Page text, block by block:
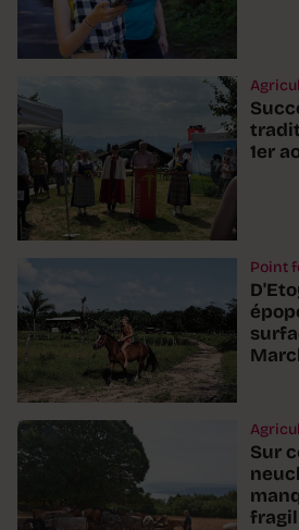
1er
Point
Sur